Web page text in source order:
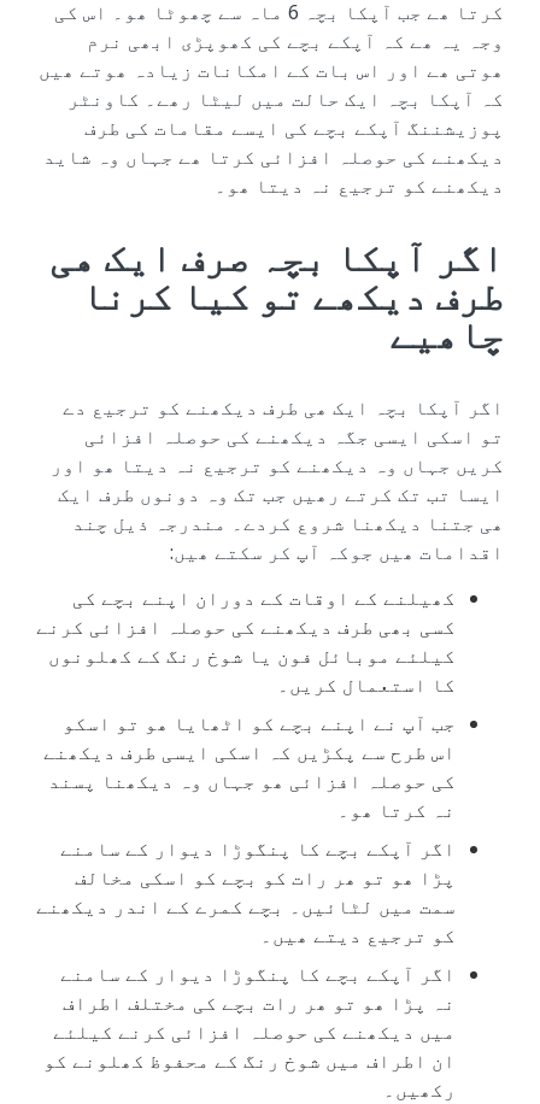
کرتا ھے جب آپکا بچہ 6 ماہ سے چھوٹا ھو۔ اس کی
وجہ یہ ھے کہ آپکے بچے کی کھوپڑی ابھی نرم
ھوتی ھے اور اس بات کے امکانات زیادہ ھوتے ھیں
کہ آپکا بچہ ایک حالت میں لیٹا رھے۔ کاونٹر
پوزیشننگ آپکے بچے کی ایسے مقامات کی طرف
دیکھنے کی حوصلہ افزائی کرتا ھے جہاں وہ شاید
دیکھنے کو ترجیع نہ دیتا ھو۔
اگر آپکا بچہ صرف ایک ھی
طرف دیکھے تو کیا کرنا
چاھیے
اگر آپکا بچہ ایک ھی طرف دیکھنے کو ترجیع دے
تو اسکی ایسی جگہ دیکھنے کی حوصلہ افزائی
کریں جہاں وہ دیکھنے کو ترجیع نہ دیتا ھو اور
ایسا تب تک کرتے رھیں جب تک وہ دونوں طرف ایک
ھی جتنا دیکھنا شروع کردے۔ مندرجہ ذیل چند
اقدامات ھیں جوکہ آپ کر سکتے ھیں:
کھیلنے کے اوقات کے دوران اپنے بچے کی
کسی بھی طرف دیکھنے کی حوصلہ افزائی کرنے
کیلئے موبائل فون یا شوخ رنگ کے کھلونوں
کا استعمال کریں۔
جب آپ نے اپنے بچے کو اٹھایا ھو تو اسکو
اس طرح سے پکڑیں کہ اسکی ایسی طرف دیکھنے
کی حوصلہ افزائی ھو جہاں وہ دیکھنا پسند
نہ کرتا ھو۔
اگر آپکے بچے کا پنگوڑا دیوار کے سامنے
پڑا ھو تو ھر رات کو بچے کو اسکی مخالف
سمت میں لٹائیں۔ بچے کمرے کے اندر دیکھنے
کو ترجیع دیتے ھیں۔
اگر آپکے بچے کا پنگوڑا دیوار کے سامنے
نہ پڑا ھو تو ھر رات بچے کی مختلف اطراف
میں دیکھنے کی حوصلہ افزائی کرنے کیلئے
ان اطراف میں شوخ رنگ کے محفوظ کھلونے کو
رکھیں۔